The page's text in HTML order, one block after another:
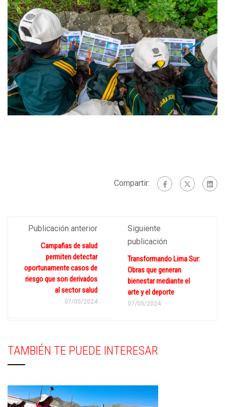
Compartir:
Publicación anterior
Campañas de salud
permiten detectar
oportunamente casos de
riesgo que son derivados
al sector salud
07/05/2024
Siguiente
publicación
Transformando Lima Sur:
Obras que generan
bienestar mediante el
arte y el deporte
07/05/2024
TAMBIÉN TE PUEDE INTERESAR